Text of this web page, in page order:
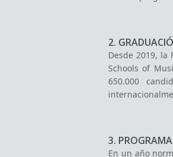
3.
En un año
Gracias al
motivación y